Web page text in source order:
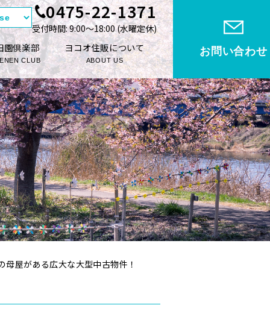
0475-22-1371
受付時間: 9:00〜18:00 (⽔曜定休)
園倶楽部
CLUB
ヨコオ住販について
ABOUT US
お問い合わせ
屋がある広大な大型中古物件！